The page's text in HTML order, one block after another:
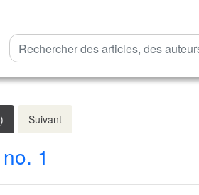
Suivant
1